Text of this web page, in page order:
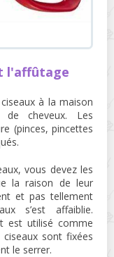
l'affûtage
à la maison
cheveux. Les
(pinces, pincettes
vous devez les
la raison de leur
et pas tellement
s’est affaiblie.
est utilisé comme
sont fixées
le serrer.